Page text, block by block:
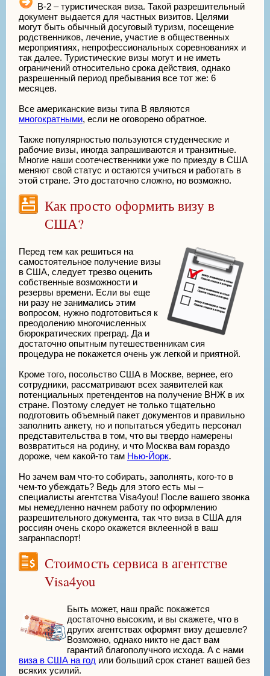
В-2 – туристическая виза. Такой разрешительный
документ выдается для частных визитов. Целями
могут быть обычный досуговый туризм, посещение
родственников, лечение, участие в общественных
мероприятиях, непрофессиональных соревнованиях и
так далее. Туристические визы могут и не иметь
ограничений относительно срока действия, однако
разрешенный период пребывания все тот же: 6
месяцев.
Все американские визы типа В являются
многократными, если не оговорено обратное.
Также популярностью пользуются студенческие и
рабочие визы, иногда запрашиваются и транзитные.
Многие наши соотечественники уже по приезду в США
меняют свой статус и остаются учиться и работать в
этой стране. Это достаточно сложно, но возможно.
Как просто оформить визу в
США?
Перед тем как решиться на
самостоятельное получение визы
в США, следует трезво оценить
собственные возможности и
резервы времени. Если вы еще
ни разу не занимались этим
вопросом, нужно подготовиться к
преодолению многочисленных
бюрократических преград. Да и
достаточно опытным путешественникам сия
процедура не покажется очень уж легкой и приятной.
Кроме того, посольство США в Москве, вернее, его
сотрудники, рассматривают всех заявителей как
потенциальных претендентов на получение ВНЖ в их
стране. Поэтому следует не только тщательно
подготовить объемный пакет документов и правильно
заполнить анкету, но и попытаться убедить персонал
представительства в том, что вы твердо намерены
возвратиться на родину, и что Москва вам гораздо
дороже, чем какой-то там Нью-Йорк.
Но зачем вам что-то собирать, заполнять, кого-то в
чем-то убеждать? Ведь для этого есть мы –
специалисты агентства Visa4you! После вашего звонка
мы немедленно начнем работу по оформлению
разрешительного документа, так что виза в США для
россиян очень скоро окажется вклеенной в ваш
загранпаспорт!
Стоимость сервиса в агентстве
Visa4you
Быть может, наш прайс покажется
достаточно высоким, и вы скажете, что в
других агентствах оформят визу дешевле?
Возможно, однако никто не даст вам
гарантий благополучного исхода. А с нами
виза в США на год или больший срок станет вашей без
всяких усилий.